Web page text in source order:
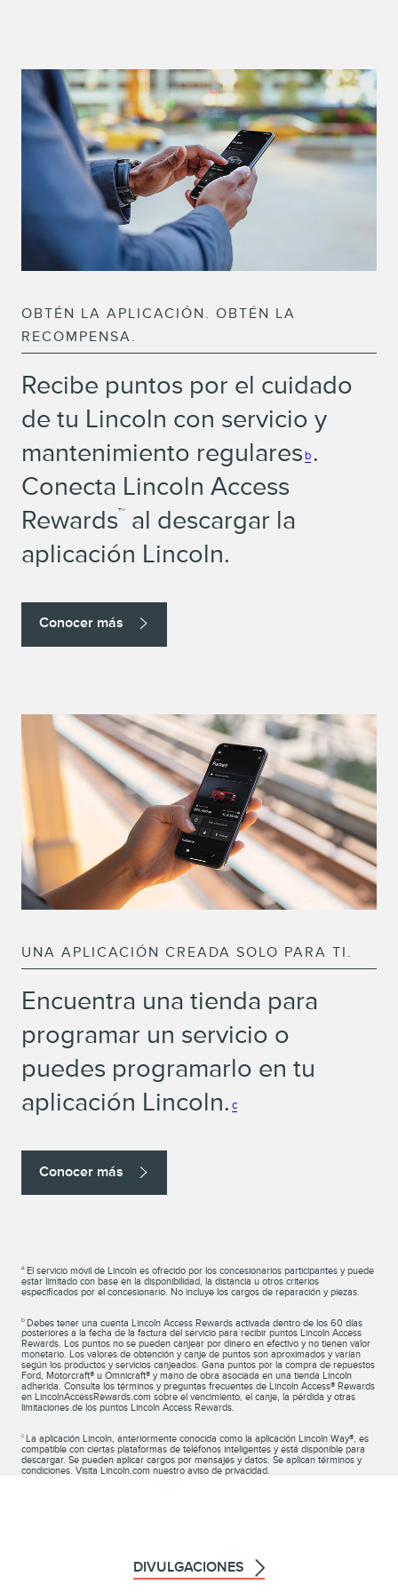
OBTÉN LA APLICACIÓN. OBTÉN LA
RECOMPENSA.
Recibe puntos por el cuidado
de tu Lincoln con servicio y
mantenimiento regulares b .
Conecta Lincoln Access
Rewards™ al descargar la
aplicación Lincoln.
Conocer más
UNA APLICACIÓN CREADA SOLO PARA TI.
Encuentra una tienda para
programar un servicio o
puedes programarlo en tu
aplicación Lincoln. c
Conocer más
a El servicio móvil de Lincoln es ofrecido por los concesionarios participantes y puede
estar limitado con base en la disponibilidad, la distancia u otros criterios
especificados por el concesionario. No incluye los cargos de reparación y piezas.
b Debes tener una cuenta Lincoln Access Rewards activada dentro de los 60 días
posteriores a la fecha de la factura del servicio para recibir puntos Lincoln Access
Rewards. Los puntos no se pueden canjear por dinero en efectivo y no tienen valor
monetario. Los valores de obtención y canje de puntos son aproximados y varían
según los productos y servicios canjeados.​​​​​​​ Gana puntos por la compra de repuestos
Ford, Motorcraft® u Omnicraft® y mano de obra asociada en una tienda Lincoln
adherida. Consulta los términos y preguntas frecuentes de Lincoln Access® Rewards
en LincolnAccessRewards.com sobre el vencimiento, el canje, la pérdida y otras
limitaciones de los puntos Lincoln Access Rewards.
c La aplicación Lincoln, anteriormente conocida como la aplicación Lincoln Way®, es
compatible con ciertas plataformas de teléfonos inteligentes y está disponible para
descargar. Se pueden aplicar cargos por mensajes y datos. Se aplican términos y
condiciones. Visita Lincoln.com nuestro aviso de privacidad.
DIVULGACIONES